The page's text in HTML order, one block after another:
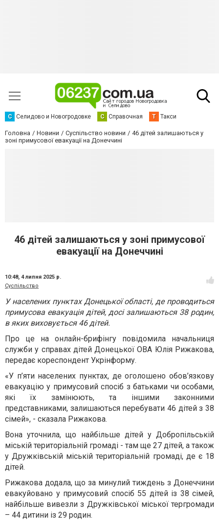
С Селидово и Новогродовке С Справочная Т Такси
Головна Новини Суспільство новини
46 дітей залишаються у
зоні примусової евакуації на Донеччині
46 дітей залишаються у зоні примусової
евакуації на Донеччині
10:48, 4 липня 2025 р.
Суспільство
У населених пунктах Донецької області, де проводиться
примусова евакуація дітей, досі залишаються 38 родин,
в яких виховується 46 дітей.
Про це на онлайн-брифінгу повідомила начальниця
служби у справах дітей Донецької ОВА Юлія Рижакова,
передає кореспондент Укрінформу.
«У п’яти населених пунктах, де оголошено обов’язкову
евакуацію у примусовий спосіб з батьками чи особами,
які їх замінюють, та іншими законними
представниками, залишаються перебувати 46 дітей з 38
сімей», - сказала Рижакова.
Вона уточнила, що найбільше дітей у Добропільській
міській територіальній громаді - там ще 27 дітей, а також
у Дружківській міській територіальній громаді, де є 18
дітей.
Рижакова додала, що за минулий тиждень з Донеччини
евакуйовано у примусовий спосіб 55 дітей із 38 сімей,
найбільше вивезли з Дружківської міської тергромади
– 44 дитини із 29 родин.